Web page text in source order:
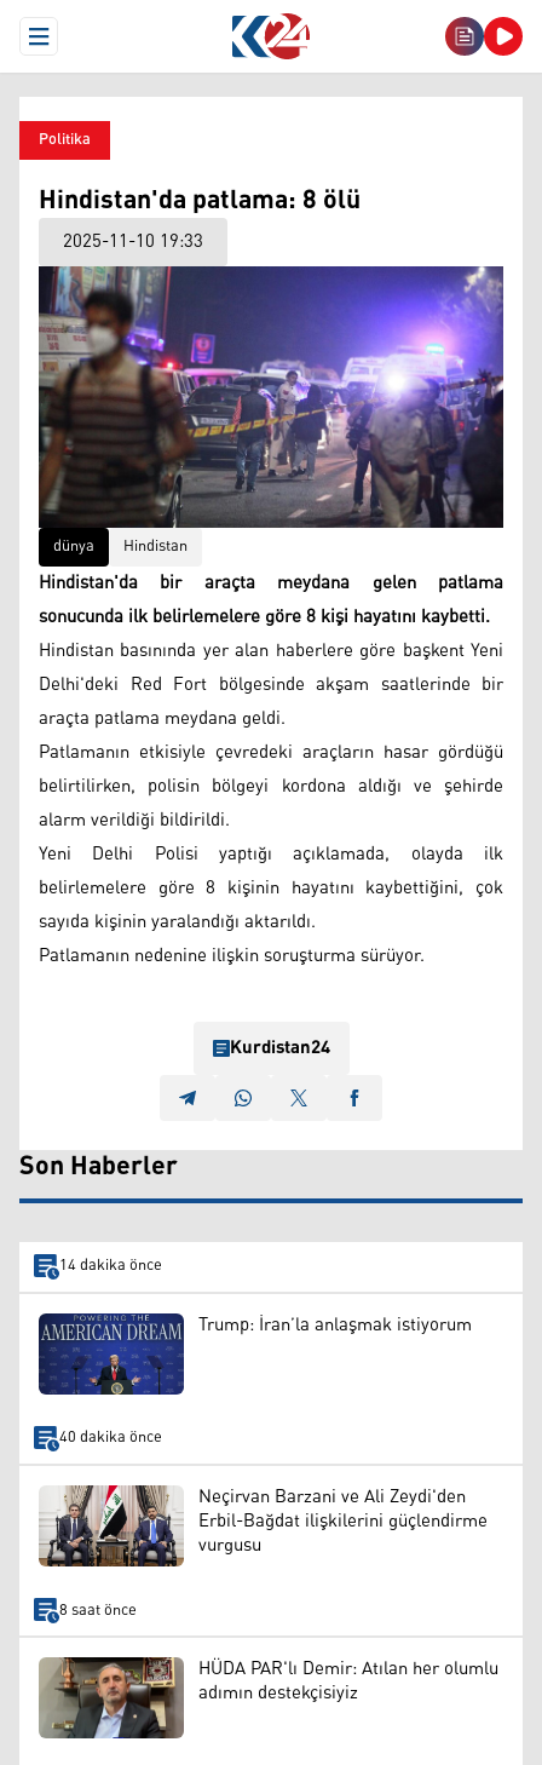
Open Menu
Politika
Hindistan'da patlama: 8 ölü
2025-11-10 19:33
dünya Hindistan
Hindistan'da bir araçta meydana gelen patlama
sonucunda ilk belirlemelere göre 8 kişi hayatını kaybetti.
Hindistan basınında yer alan haberlere göre başkent Yeni
Delhi'deki Red Fort bölgesinde akşam saatlerinde bir
araçta patlama meydana geldi.
Patlamanın etkisiyle çevredeki araçların hasar gördüğü
belirtilirken, polisin bölgeyi kordona aldığı ve şehirde
alarm verildiği bildirildi.
Yeni Delhi Polisi yaptığı açıklamada, olayda ilk
belirlemelere göre 8 kişinin hayatını kaybettiğini, çok
sayıda kişinin yaralandığı aktarıldı.
Patlamanın nedenine ilişkin soruşturma sürüyor.
Kurdistan24
Son Haberler
14 dakika önce
Trump: İran’la anlaşmak istiyorum
40 dakika önce
Neçirvan Barzani ve Ali Zeydi'den
Erbil-Bağdat ilişkilerini güçlendirme
vurgusu
8 saat önce
HÜDA PAR'lı Demir: Atılan her olumlu
adımın destekçisiyiz